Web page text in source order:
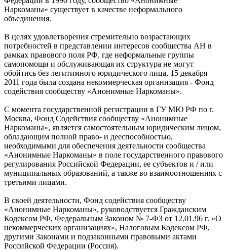
Наркоманы» существует в качестве неформального
объединения.
В целях удовлетворения стремительно возрастающих
потребностей в представлении интересов сообщества АН в
рамках правового поля РФ, где неформальные группы
самопомощи и обслуживающая их структура не могут
обойтись без легитимного юридического лица, 15 декабря
2011 года была создана некоммерческая организация - Фонд
содействия сообществу «Анонимные Наркоманы».
С момента государственной регистрации в ГУ МЮ РФ по г.
Москва, Фонд Содействия сообществу «Анонимные
Наркоманы», является самостоятельным юридическим лицом,
обладающим полной право- и дееспособностью,
необходимыми для обеспечения деятельности сообщества
«Анонимные Наркоманы» в поле государственного правового
регулирования Российской Федерации, ее субъектов и / или
муниципальных образований, а также во взаимоотношениях с
третьими лицами.
В своей деятельности, Фонд содействия сообществу
«Анонимные Наркоманы», руководствуется Гражданским
Кодексом РФ, Федеральным Законом № 7-ФЗ от 12.01.96 г. «О
некоммерческих организациях», Налоговым Кодексом РФ,
другими Законами и подзаконными правовыми актами
Российской Федерации (Россия).